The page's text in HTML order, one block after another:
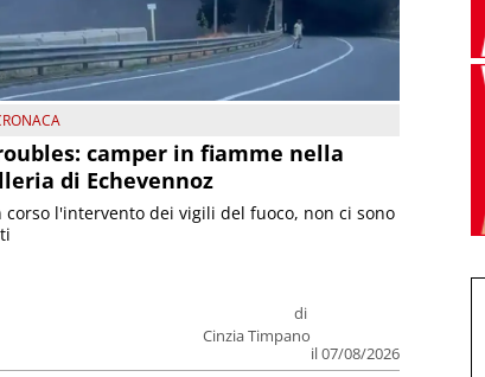
camper in fiamme nella
di Echevennoz
di
Cinzia Timpano
il 07/08/2026
corso l'intervento dei vigili del fuoco, non ci sono